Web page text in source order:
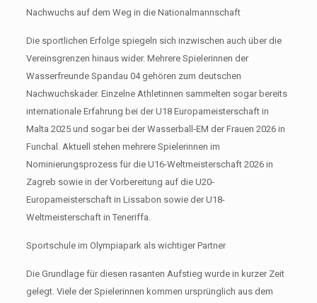
Nachwuchs auf dem Weg in die Nationalmannschaft
Die sportlichen Erfolge spiegeln sich inzwischen auch über die
Vereinsgrenzen hinaus wider. Mehrere Spielerinnen der
Wasserfreunde Spandau 04 gehören zum deutschen
Nachwuchskader. Einzelne Athletinnen sammelten sogar bereits
internationale Erfahrung bei der U18 Europameisterschaft in
Malta 2025 und sogar bei der Wasserball-EM der Frauen 2026 in
Funchal. Aktuell stehen mehrere Spielerinnen im
Nominierungsprozess für die U16-Weltmeisterschaft 2026 in
Zagreb sowie in der Vorbereitung auf die U20-
Europameisterschaft in Lissabon sowie der U18-
Weltmeisterschaft in Teneriffa.
Sportschule im Olympiapark als wichtiger Partner
Die Grundlage für diesen rasanten Aufstieg wurde in kurzer Zeit
gelegt. Viele der Spielerinnen kommen ursprünglich aus dem